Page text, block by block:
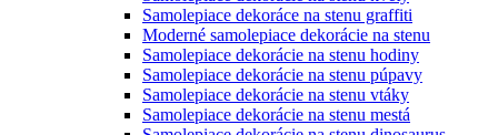
Samolepiace dekoráce na stenu graffiti
Moderné samolepiace dekorácie na stenu
Samolepiace dekorácie na stenu hodiny
Samolepiace dekorácie na stenu púpavy
Samolepiace dekorácie na stenu vtáky
Samolepiace dekorácie na stenu mestá